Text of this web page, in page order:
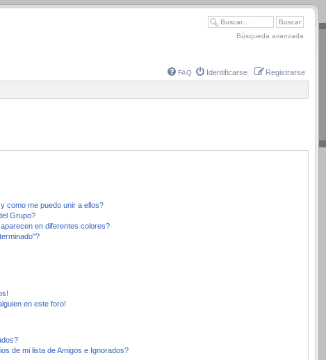
Búsqueda avanzada
FAQ Identificarse Registrarse
como me puedo unir a ellos?
Grupo?
en diferentes colores?
en este foro!
de mi lista de Amigos e Ignorados?